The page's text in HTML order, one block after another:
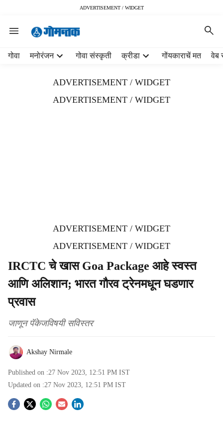
ADVERTISEMENT / WIDGET
गोवा मनोरंजन गोवा संस्कृती क्रीडा गोंयकाराचें मत वेब
ADVERTISEMENT / WIDGET
ADVERTISEMENT / WIDGET
ADVERTISEMENT / WIDGET
ADVERTISEMENT / WIDGET
IRCTC चे खास Goa Package आहे स्वस्त
आणि अलिशान; भारत गौरव ट्रेनमधून घडणार
प्रवास
जाणून पॅकेजविषयी सविस्तर
Akshay Nirmale
Published on :27 Nov 2023, 12:51 PM IST
Updated on :27 Nov 2023, 12:51 PM IST
S